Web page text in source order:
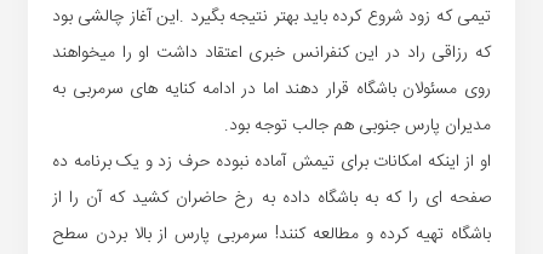
تیمی که زود شروع کرده باید بهتر نتیجه بگیرد .این آغاز چالشی بود
که رزاقی راد در این کنفرانس خبری اعتقاد داشت او را میخواهند
روی مسئولان باشگاه قرار دهند اما در ادامه کنایه های سرمربی به
مدیران پارس جنوبی هم جالب توجه بود.
او از اینکه امکانات برای تیمش آماده نبوده حرف زد و یک برنامه ده
صفحه ای را که به باشگاه داده به رخ حاضران کشید که آن را از
باشگاه تهیه کرده و مطالعه کنند! سرمربی پارس از بالا بردن سطح